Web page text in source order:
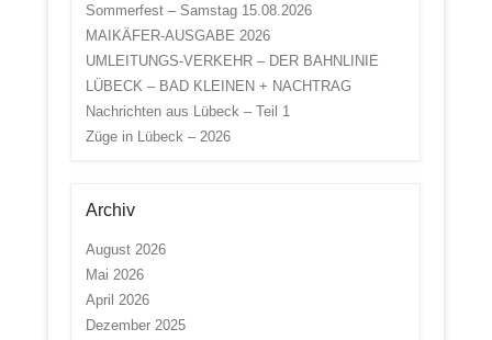
Sommerfest – Samstag 15.08.2026
MAIKÄFER-AUSGABE 2026
UMLEITUNGS-VERKEHR – DER BAHNLINIE
LÜBECK – BAD KLEINEN + NACHTRAG
Nachrichten aus Lübeck – Teil 1
Züge in Lübeck – 2026
Archiv
August 2026
Mai 2026
April 2026
Dezember 2025